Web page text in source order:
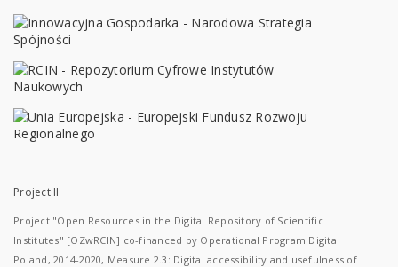
Project II
Project "Open Resources in the Digital Repository of Scientific
Institutes" [OZwRCIN] co-financed by Operational Program Digital
Poland, 2014-2020, Measure 2.3: Digital accessibility and usefulness of